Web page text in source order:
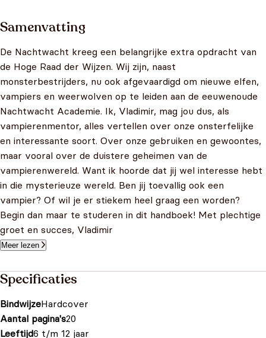
Samenvatting
De Nachtwacht kreeg een belangrijke extra opdracht van
de Hoge Raad der Wijzen. Wij zijn, naast
monsterbestrijders, nu ook afgevaardigd om nieuwe elfen,
vampiers en weerwolven op te leiden aan de eeuwenoude
Nachtwacht Academie. Ik, Vladimir, mag jou dus, als
vampierenmentor, alles vertellen over onze onsterfelijke
en interessante soort. Over onze gebruiken en gewoontes,
maar vooral over de duistere geheimen van de
vampierenwereld. Want ik hoorde dat jij wel interesse hebt
in die mysterieuze wereld. Ben jij toevallig ook een
vampier? Of wil je er stiekem heel graag een worden?
Begin dan maar te studeren in dit handboek! Met plechtige
groet en succes, Vladimir
Meer lezen
Specificaties
BindwijzeHardcover
Aantal pagina's20
Leeftijd6 t/m 12 jaar